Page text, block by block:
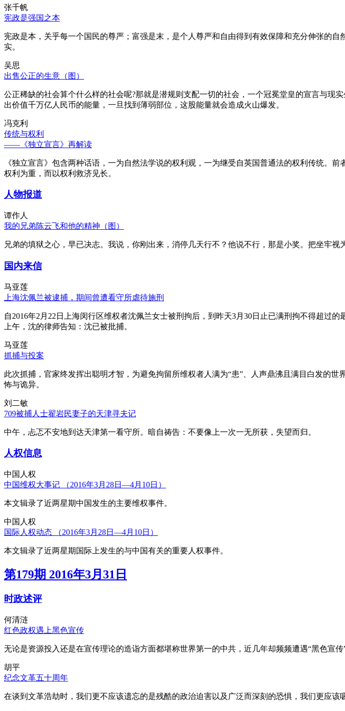
张千帆
宪政是强国之本
宪政是本，关乎每一个国民的尊严；富强是末，是个人尊严和自由得到有效保障和充分伸张的
实。
吴思
出售公正的生意（图）
公正稀缺的社会算个什么样的社会呢?那就是潜规则支配一切的社会，一个冠冕堂皇的宣言与
出价值千万亿人民币的能量，一旦找到薄弱部位，这股能量就会造成火山爆发。
冯克利
传统与权利
——《独立宣言》再解读
《独立宣言》包含两种话语，一为自然法学说的权利观，一为继受自英国普通法的权利传统。
权利为重，而以权利救济见长。
人物报道
谭作人
我的兄弟陈云飞和他的精神（图）
兄弟的填狱之心，早已决志。我说，你刚出来，消停几天行不？他说不行，那是小奖。把坐牢
国内来信
马亚莲
上海沈佩兰被逮捕，期间曾遭看守所虐待施刑
自2016年2月22日上海闵行区维权者沈佩兰女士被刑拘后，到昨天3月30日止已满刑拘不得超过
上午，沈的律师告知：沈已被批捕。
马亚莲
抓捕与投案
此次抓捕，官家终发挥出聪明才智，为避免拘留所维权者人满为“患”、人声鼎沸且满目白发的
怖与诡异。
刘二敏
709被捕人士翟岩民妻子的天津寻夫记
中午，忐忑不安地到达天津第一看守所。暗自祷告：不要像上一次一无所获，失望而归。
人权信息
中国人权
中国维权大事记 （2016年3月28日—4月10日）
本文辑录了近两星期中国发生的主要维权事件。
中国人权
国际人权动态 （2016年3月28日—4月10日）
本文辑录了近两星期国际上发生的与中国有关的重要人权事件。
第179期 2016年3月31日
时政述评
何清涟
红色政权遇上黑色宣传
无论是资源投入还是在宣传理论的造诣方面都堪称世界第一的中共，近几年却频频遭遇“黑色宣传
胡平
纪念文革五十周年
在谈到文革浩劫时，我们更不应该遗忘的是残酷的政治迫害以及广泛而深刻的恐惧，我们更应